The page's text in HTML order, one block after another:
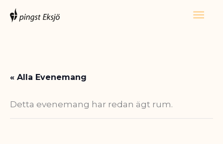
Hoppa
« Alla Evenemang
Detta evenemang har redan ägt rum.